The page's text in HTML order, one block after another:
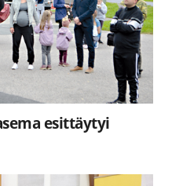
esittäytyi